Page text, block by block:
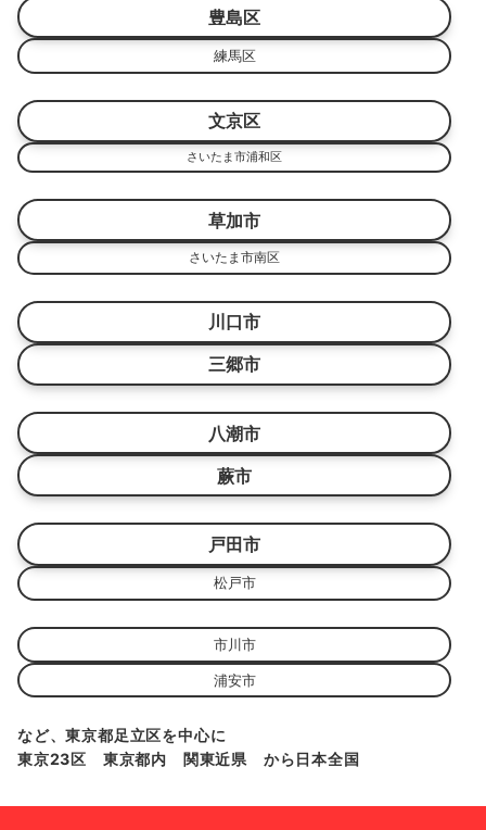
豊島区
練馬区
文京区
さいたま市浦和区
草加市
さいたま市南区
川口市
三郷市
八潮市
蕨市
戸田市
松戸市
市川市
浦安市
など、東京都足立区を中心に
東京23区 東京都内 関東近県 から日本全国